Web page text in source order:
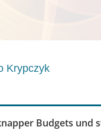
Krypczyk
Budgets und